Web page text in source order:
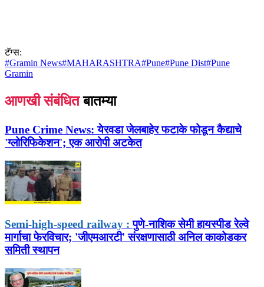
टॅग्स:
#Gramin News#MAHARASHTRA#Pune#Pune Dist#Pune
Gramin
आणखी संबंधित बातम्या
Pune Crime News: येरवडा जेलबाहेर फटाके फोडून कैद्याचे
'ग्लोरिफिकेशन'; एक आरोपी अटकेत
Semi-high-speed railway : पुणे-नाशिक सेमी हायस्पीड रेल्वे
मार्गाचा फेरविचार; 'जीएमआरटी' संरक्षणासाठी अनिल काकोडकर
समिती स्थापन